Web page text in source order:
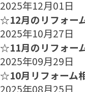
2025年12月01日
☆12月のリフォー
2025年10月27日
☆11月のリフォー
2025年09月29日
☆10月リフォーム
2025年08月25日